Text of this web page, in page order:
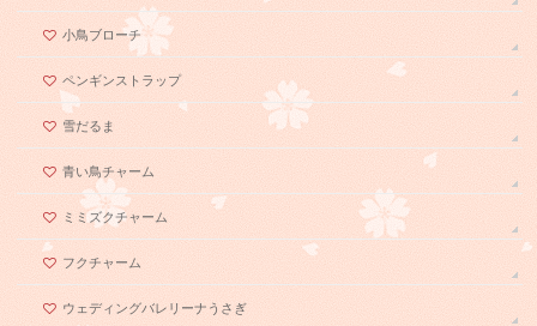
小鳥ブローチ
ペンギンストラップ
雪だるま
青い鳥チャーム
ミミズクチャーム
フクチャーム
ウェディングバレリーナうさぎ